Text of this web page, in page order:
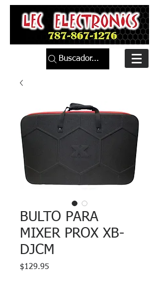
Buscador...
BULTO PARA
MIXER PROX XB-
DJCM
$129.95